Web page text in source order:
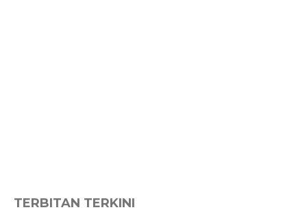
TERBITAN TERKINI